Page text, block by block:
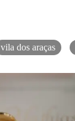
vila dos araças